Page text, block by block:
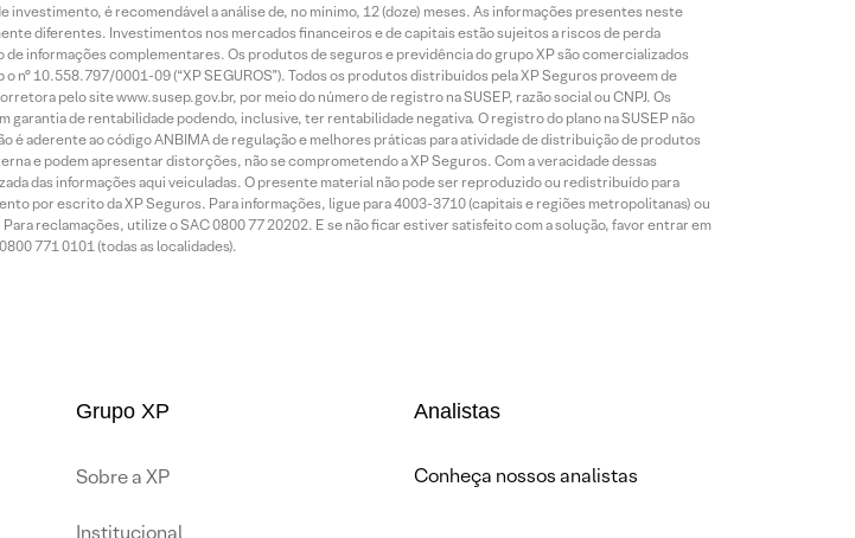
investimento, é recomendável a análise de, no mínimo, 12 (doze) meses. As informações presentes neste
diferentes. Investimentos nos mercados financeiros e de capitais estão sujeitos a riscos de perda
informações complementares. Os produtos de seguros e previdência do grupo XP são comercializados
n° 10.558.797/0001-09 (“XP SEGUROS”). Todos os produtos distribuídos pela XP Seguros proveem de
pelo site www.susep.gov.br, por meio do número de registro na SUSEP, razão social ou CNPJ. Os
de rentabilidade podendo, inclusive, ter rentabilidade negativa. O registro do plano na SUSEP não
aderente ao código ANBIMA de regulação e melhores práticas para atividade de distribuição de produtos
e podem apresentar distorções, não se comprometendo a XP Seguros. Com a veracidade dessas
das informações aqui veiculadas. O presente material não pode ser reproduzido ou redistribuído para
por escrito da XP Seguros. Para informações, ligue para 4003-3710 (capitais e regiões metropolitanas) ou
reclamações, utilize o SAC 0800 77 20202. E se não ficar estiver satisfeito com a solução, favor entrar em
771 0101 (todas as localidades).
Grupo XP
Sobre a XP
Institucional
Analistas
Conheça nossos analistas